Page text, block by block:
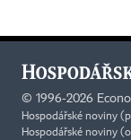
© 1996-2026
Hospodářské noviny
Hospodářské noviny